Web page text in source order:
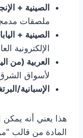
الصينية +
ملصقات
الصينية +
الإلكترونية
العربية (من
لأسواق
الإسبانية/
هذا يعني أنه
المادة من قالب